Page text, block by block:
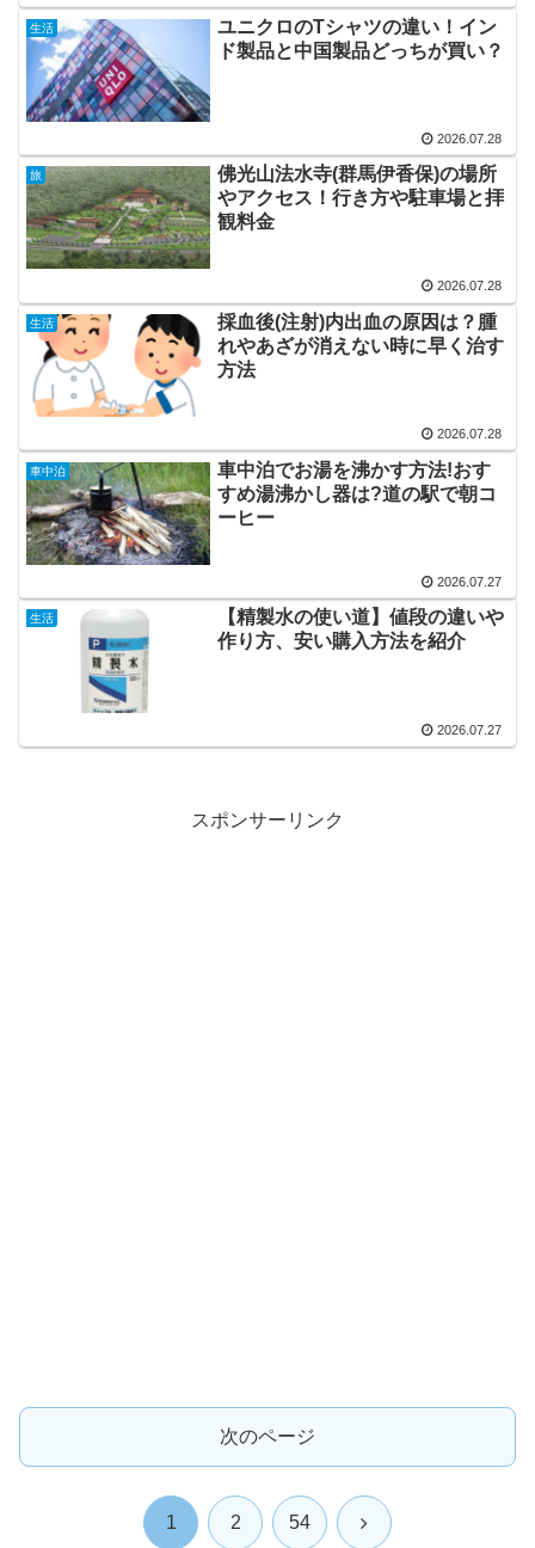
生活
ユニクロのTシャツの違い！イン
ド製品と中国製品どっちが買い？
2026.07.28
旅
佛光山法水寺(群馬伊香保)の場所
やアクセス！行き方や駐車場と拝
観料金
2026.07.28
生活
採血後(注射)内出血の原因は？腫
れやあざが消えない時に早く治す
方法
2026.07.28
車中泊
車中泊でお湯を沸かす方法!おす
すめ湯沸かし器は?道の駅で朝コ
ーヒー
2026.07.27
生活
【精製水の使い道】値段の違いや
作り方、安い購入方法を紹介
2026.07.27
スポンサーリンク
次のページ
1 2 54 次